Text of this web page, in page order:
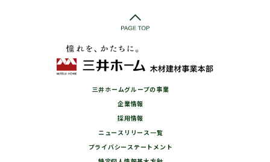
三井ホームグループの事業
企業情報
採用情報
ニュースリリース一覧
プライバシーステートメント